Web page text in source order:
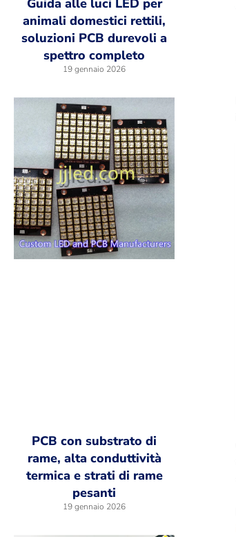
Guida alle luci LED per
animali domestici rettili,
soluzioni PCB durevoli a
spettro completo
19 gennaio 2026
PCB con substrato di
rame, alta conduttività
termica e strati di rame
pesanti
19 gennaio 2026